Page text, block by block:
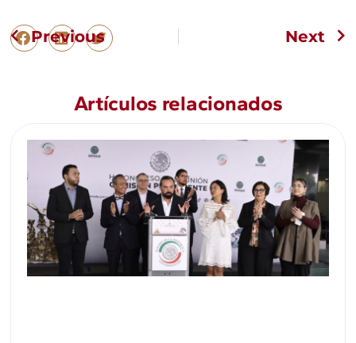
Previous Next
Artículos relacionados